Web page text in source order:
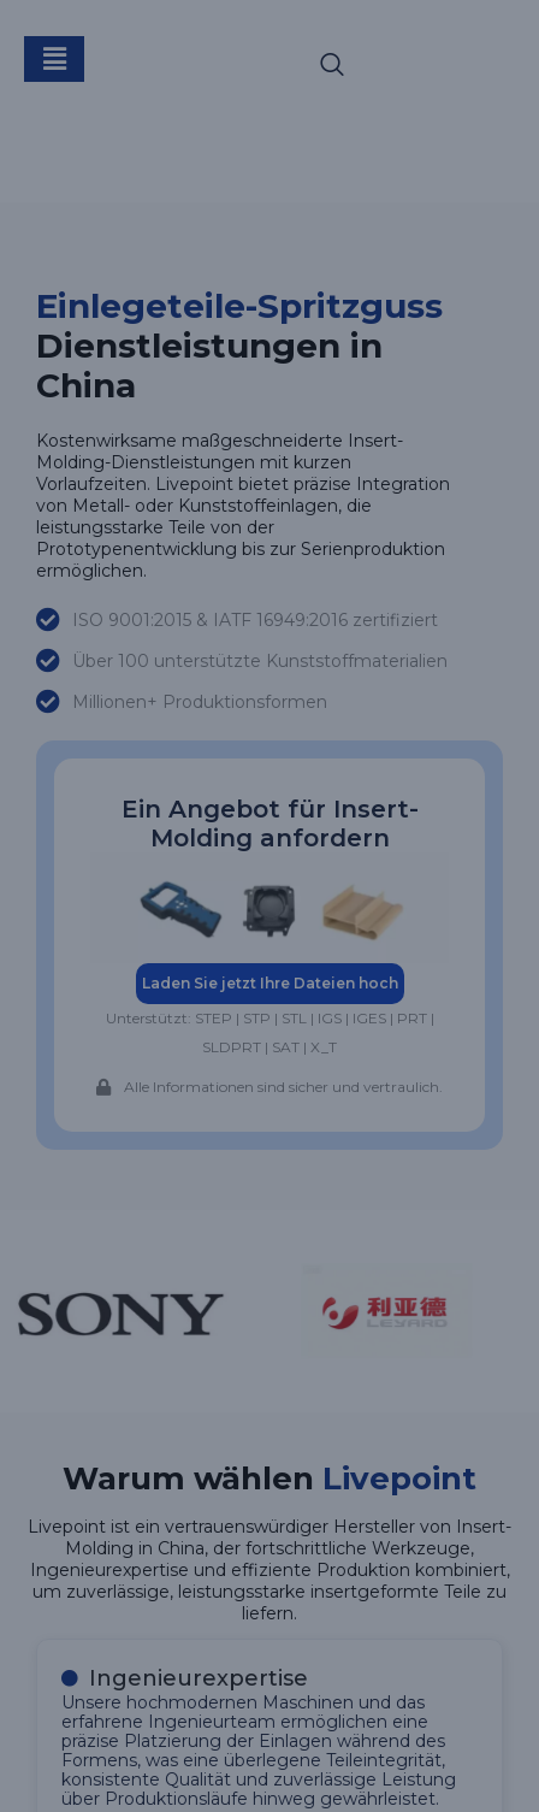
Einlegeteile-
Einlegeteile-Spritzguss
Dienstleistungen in
China
Kostenwirksame maßgeschneiderte Insert-
Molding-Dienstleistungen mit kurzen
Vorlaufzeiten. Livepoint bietet präzise Integration
von Metall- oder Kunststoffeinlagen, die
leistungsstarke Teile von der
Prototypenentwicklung bis zur Serienproduktion
ermöglichen.
ISO 9001:2015 & IATF 16949:2016 zertifiziert
Über 100 unterstützte Kunststoffmaterialien
Millionen+ Produktionsformen
Ein Angebot für Insert-
Molding anfordern
Laden Sie jetzt Ihre Dateien hoch
Unterstützt: STEP | STP | STL | IGS | IGES | PRT |
SLDPRT | SAT | X_T
Alle Informationen sind sicher und vertraulich.
Warum wählen Livepoint
Livepoint ist ein vertrauenswürdiger Hersteller von Insert-
Molding in China, der fortschrittliche Werkzeuge,
Ingenieurexpertise und effiziente Produktion kombiniert,
um zuverlässige, leistungsstarke insertgeformte Teile zu
liefern.
Ingenieurexpertise
Unsere hochmodernen Maschinen und das
erfahrene Ingenieurteam ermöglichen eine
präzise Platzierung der Einlagen während des
Formens, was eine überlegene Teileintegrität,
konsistente Qualität und zuverlässige Leistung
über Produktionsläufe hinweg gewährleistet.